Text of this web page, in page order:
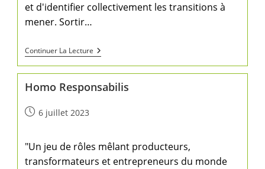
et d'identifier collectivement les transitions à
mener. Sortir…
Continuer La Lecture
Homo Responsabilis
6 juillet 2023
"Un jeu de rôles mêlant producteurs,
transformateurs et entrepreneurs du monde